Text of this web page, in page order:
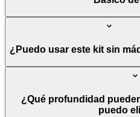
¿Puedo usar este kit sin
¿Qué profundidad
puedo